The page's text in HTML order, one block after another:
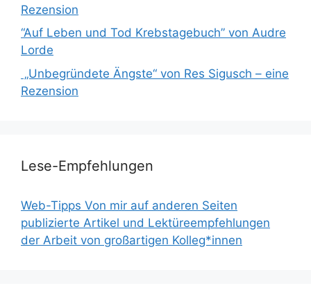
Rezension
“Auf Leben und Tod Krebstagebuch” von Audre
Lorde
„Unbegründete Ängste“ von Res Sigusch – eine
Rezension
Lese-Empfehlungen
Web-Tipps Von mir auf anderen Seiten
publizierte Artikel und Lektüreempfehlungen
der Arbeit von großartigen Kolleg*innen